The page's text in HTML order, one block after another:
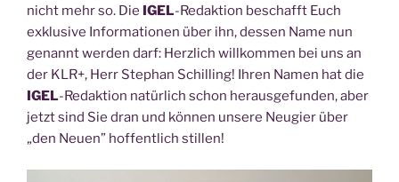
nicht mehr so. Die IGEL-Redak­ti­on beschafft Euch
exklu­si­ve Infor­ma­tio­nen über ihn, des­sen Name nun
genannt wer­den darf: Herz­lich will­kom­men bei uns an
der KLR+, Herr Ste­phan Schil­ling! Ihren Namen hat die
IGEL-Redak­ti­on natür­lich schon her­aus­ge­fun­den, aber
jetzt sind Sie dran und kön­nen unse­re Neu­gier über
„den Neu­en” hof­fent­lich stillen!